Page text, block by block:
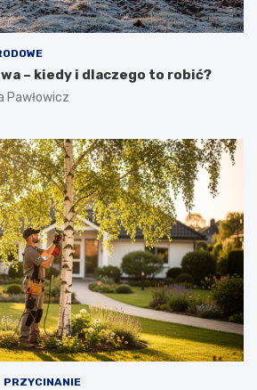
– kiedy i dlaczego to robić?
Pawłowicz
PRZYCINANIE